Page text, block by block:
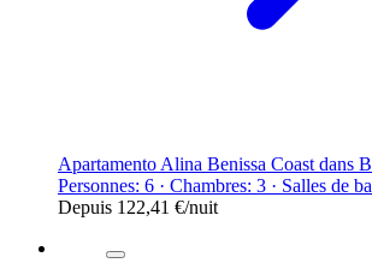
Apartamento Alina Benissa Coast dans
Personnes: 6 · Chambres: 3 · Salles de
Depuis 122,41 €/nuit